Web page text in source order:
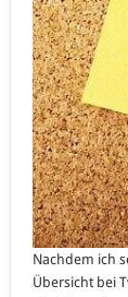
Nachdem ich
Übersicht bei